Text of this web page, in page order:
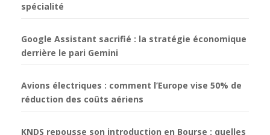
spécialité
Google Assistant sacrifié : la stratégie économique
derrière le pari Gemini
Avions électriques : comment l’Europe vise 50% de
réduction des coûts aériens
KNDS repousse son introduction en Bourse : quelles